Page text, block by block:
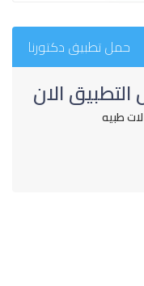
حمل تطبيق دكتورنا
الان
طبيه